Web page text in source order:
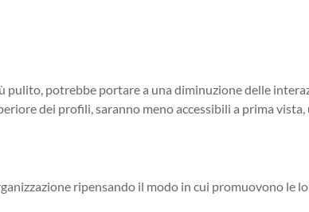
potrebbe portare a una diminuzione delle
dei profili, saranno meno accessibili a prima vista,
ripensando il modo in cui promuovono le